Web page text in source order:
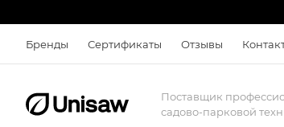
Бренды Сертификаты Отзывы
Поставщик
садово-парковой